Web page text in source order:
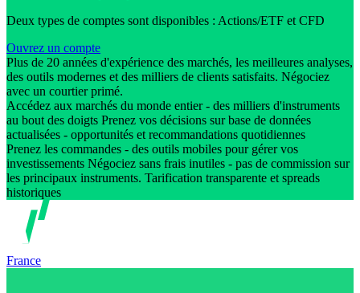
Deux types de comptes sont disponibles : Actions/ETF et CFD
Ouvrez un compte
Plus de 20 années d'expérience des marchés, les meilleures analyses,
des outils modernes et des milliers de clients satisfaits. Négociez
avec un courtier primé.
Accédez aux marchés du monde entier - des milliers d'instruments
au bout des doigts Prenez vos décisions sur base de données
actualisées - opportunités et recommandations quotidiennes
Prenez les commandes - des outils mobiles pour gérer vos
investissements Négociez sans frais inutiles - pas de commission sur
les principaux instruments. Tarification transparente et spreads
historiques
France